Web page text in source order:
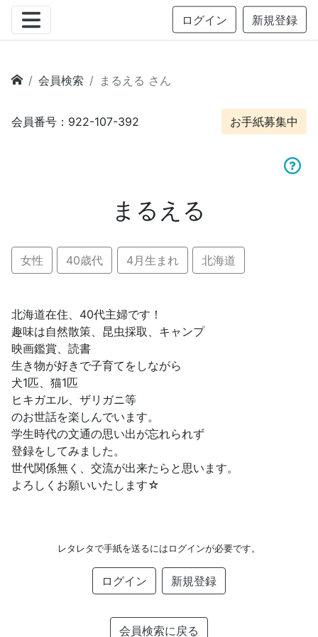
ログイン 新規登録
会員検索 まるえる さん
会員番号：922-107-392 お手紙募集中
まるえる
女性 40歳代 4月生まれ 北海道
北海道在住、40代主婦です！
趣味は自然散策、昆虫採取、キャンプ
映画鑑賞、読書
生き物が好きで子育てをしながら
犬1匹、猫1匹
ヒキガエル、ザリガニ等
のお世話を楽しんでいます。
学生時代の文通の思い出が忘れられず
登録をしてみました。
世代関係無く、交流が出来たらと思います。
よろしくお願いいたします☆
レタレタで手紙を送るにはログインが必要です。
ログイン 新規登録
会員検索に戻る